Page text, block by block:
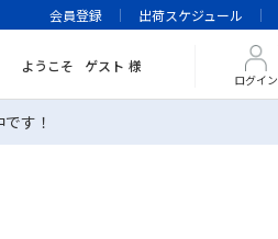
会員登録 出荷スケジュール
ようこそ ゲスト 様
ログイン
す！